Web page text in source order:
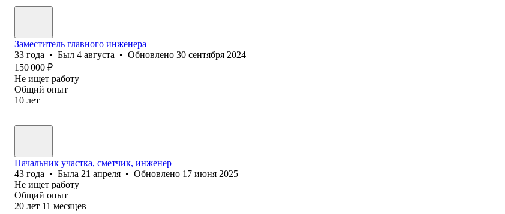
Заместитель главного инженера
33 года • Был 4 августа • Обновлено 30 сентября 2024
150 000 ₽
Не ищет работу
Общий опыт
10 лет
Начальник участка, сметчик, инженер
43 года • Была 21 апреля • Обновлено 17 июня 2025
Не ищет работу
Общий опыт
20 лет 11 месяцев